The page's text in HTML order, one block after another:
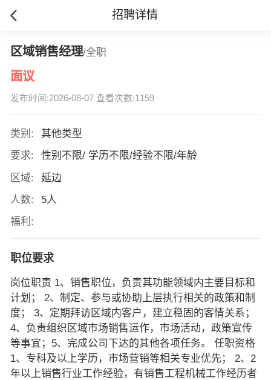
招聘详情
区域销售经理/全职
面议
发布时间:2026-08-07 查看次数:1159
类别:
其他类型
要求:
性别不限/ 学历不限/经验不限/年龄
区域:
延边
人数:
5人
福利:
职位要求
岗位职责 1、销售职位，负责其功能领域内主要目标和
计划； 2、制定、参与或协助上层执行相关的政策和制
度； 3、定期拜访区域内客户，建立稳固的客情关系；
4、负责组织区域市场销售运作，市场活动，政策宣传
等事宜；5、完成公司下达的其他各项任务。 任职资格
1、专科及以上学历，市场营销等相关专业优先； 2、2
年以上销售行业工作经验，有销售工程机械工作经历者